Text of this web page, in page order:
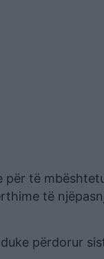
për të
të
përdorur